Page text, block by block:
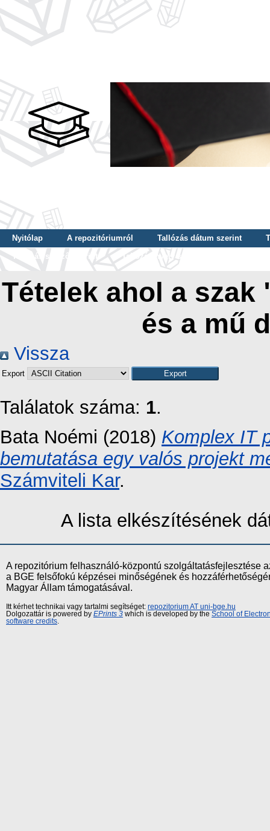
Nyitólap A repozitóriumról Tallózás dátum szerint
Tallózás szerző szerint
Tallózás nyelv szerint
Tételek ahol a
és a mű
Vissza
Export
Találatok száma: 1.
Bata Noémi (2018) Komplex IT
bemutatása egy valós projekt
Számviteli Kar.
A lista elkészítésének
A repozitórium felhasználó-központú szolgáltatásfejlesztése
a BGE felsőfokú képzései minőségének és
Magyar Állam támogatásával.
Itt kérhet technikai vagy tartalmi segítséget: repozitorium AT uni-bge.hu
Dolgozattár is powered by EPrints 3 which is developed by the School of
software credits